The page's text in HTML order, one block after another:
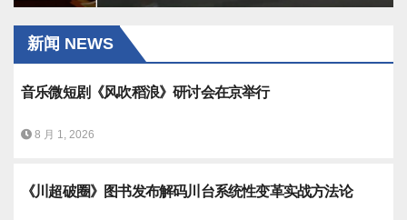
新闻 NEWS
音乐微短剧《风吹稻浪》研讨会在京举行
8 月 1, 2026
《川超破圈》图书发布解码川台系统性变革实战方法论